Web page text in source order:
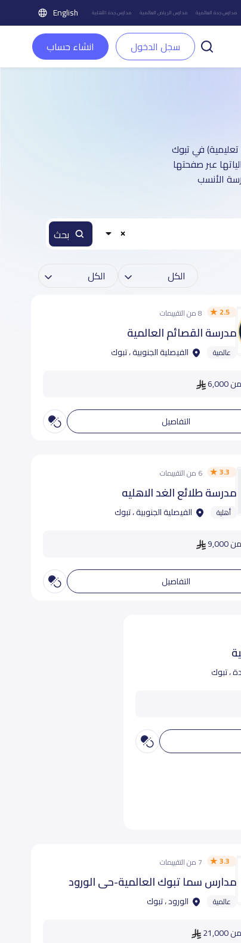
مدارس جدة العالمية مدارس الرياض العالمية مدارس جدة الأهلية English
سجل الدخول انشاء حساب
من 41 صفحة تعريفية (تغطي أكثر من 7,500 منشأة تعليمية) في تبوك
عبر صفحتها
الأنسب
2.5 8 من التقييمات
مدرسة القصائم العالمية
عالمية الفيصلية الجنوبية ، تبوك
التفاصيل
3.3 6 من التقييمات
مدرسة طلائع الغد الاهليه
أهلية الفيصلية الجنوبية ، تبوك
التفاصيل
، تبوك
3.3 7 من التقييمات
مدارس سما تبوك العالمية-حى الورود
عالمية الورود ، تبوك